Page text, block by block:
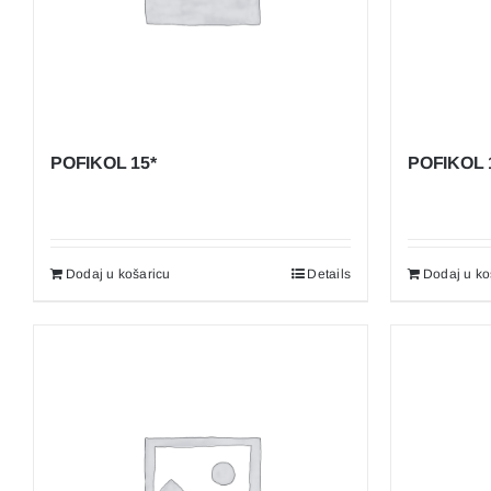
AKRILNE ŽBUKE I BOJE
POFIKOL 15*
Dodaj u košaricu Details
POFIKOL
Dodaj u